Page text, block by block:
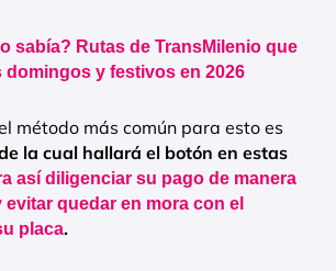
sabía? Rutas de TransMilenio que
domingos y festivos en 2026
método más común para esto es
la cual hallará el botón en estas
así diligenciar su pago de manera
quedar en mora con el
placa.